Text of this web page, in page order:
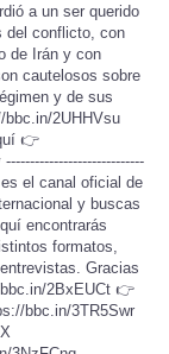
a un ser querido
del conflicto, con
de Irán y con
cautelosos sobre
y de sus
2UHHVsu
👉
es el canal oficial de
y buscas
encontrarás
formatos,
Gracias
2BxEUCt 👉
bbc.in/3TR5Swr